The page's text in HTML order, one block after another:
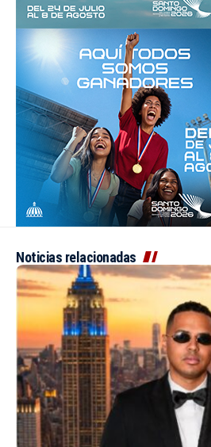
Noticias relacionadas